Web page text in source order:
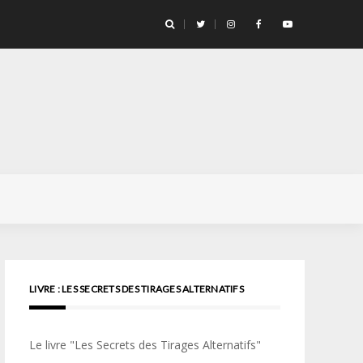
LIVRE : LES SECRETS DES TIRAGES ALTERNATIFS
Le livre "Les Secrets des Tirages Alternatifs"